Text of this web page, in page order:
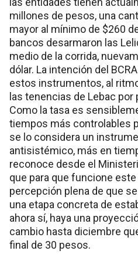
millones de pesos, una
mayor al mínimo de $260
bancos desarmaron las
medio de la corrida,
dólar. La intención del
estos instrumentos, al
las tenencias de Lebac
Como la tasa es
tiempos más controlables
se lo considera un
antisistémico, más en
reconoce desde el
que para que funcione
percepción plena de que
una etapa concreta de
ahora sí, haya una
cambio hasta diciembre
final de 30 pesos.